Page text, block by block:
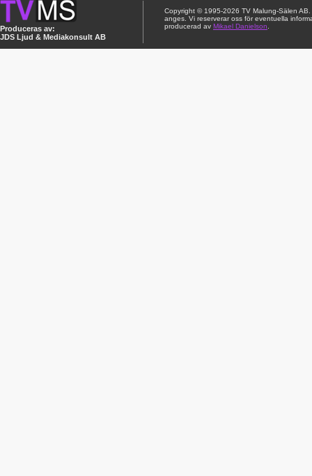
Produceras av:
JDS Ljud & Mediakonsult AB
Copyright © 1995-2026 TV Malung-Sälen
anges. Vi reserverar oss för eventuella
producerad av Mikael Danielson